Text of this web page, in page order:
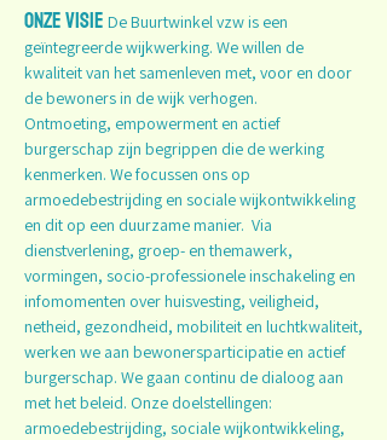
Onze visie De Buurtwinkel vzw is een
geïntegreerde wijkwerking. We willen de
kwaliteit van het samenleven met, voor en door
de bewoners in de wijk verhogen.
Ontmoeting, empowerment en actief
burgerschap zijn begrippen die de werking
kenmerken. We focussen ons op
armoedebestrijding en sociale wijkontwikkeling
en dit op een duurzame manier. Via
dienstverlening, groep- en themawerk,
vormingen, socio-professionele inschakeling en
infomomenten over huisvesting, veiligheid,
netheid, gezondheid, mobiliteit en luchtkwaliteit,
werken we aan bewonersparticipatie en actief
burgerschap. We gaan continu de dialoog aan
met het beleid. Onze doelstellingen:
armoedebestrijding, sociale wijkontwikkeling,